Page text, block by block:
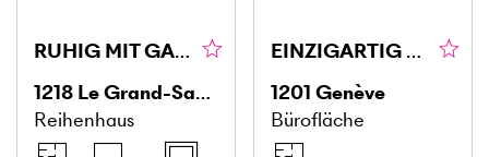
RUHIG MIT GARTEN FÜR DIE GANZE FAMILIE
1218 Le Grand-Saconnex PALEXPO
Reihenhaus
EINZIGARTIG UND LUXURIÖS
1201 Genève
Bürofläche